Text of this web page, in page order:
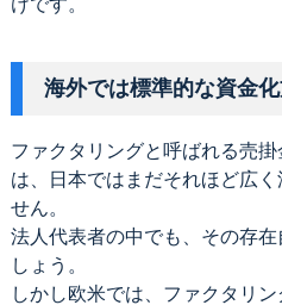
海外では標準的な資金
ファクタリングと呼ばれる売
は、日本ではまだそれほど広
せん。
法人代表者の中でも、その存
しょう。
しかし欧米では、ファクタリ